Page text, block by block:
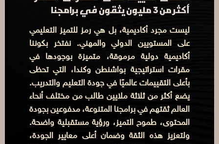
أكثر من 3 مليون يثقون في برامجنا
ليست مجرد أكاديمية، بل هي رمز للتميز التعليمي
على المستويين الدولي والمهني. نفتخر بكوننا
أكاديمية دولية مرموقة، متميزة بوجودها في
مقرات استراتيجية بواشنطن وكندا، التي تحظى
بأعلى التقييمات عالميًا في جودة التعليم والتدريب.
يضع أكثر من ثلاثة ملايين طالب من مختلف أنحاء
العالم ثقتهم في برامجنا المتنوعة، مدفوعين بجودة
المحتوى، طموح التميز، ورؤية مستقبلية واضحة.
ولتعزيز هذه الثقة وضمان أعلى معايير الجودة،